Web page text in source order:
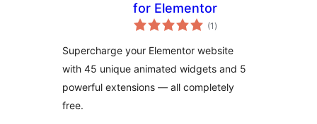
for Elementor
(1 общо
оценки
)
Supercharge your Elementor website
with 45 unique animated widgets and 5
powerful extensions — all completely
free.